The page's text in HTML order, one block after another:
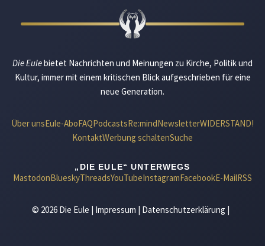
Die Eulebietet Nachrichten und Meinungen zu Kirche, Politik und
Kultur, immer mit einem kritischen Blick aufgeschrieben für eine
neue Generation.
Über unsEule-AboFAQPodcastsRe:mindNewsletterWIDERSTAND!
KontaktWerbung schaltenSuche
„DIE EULE“ UNTERWEGS
MastodonBlueskyThreadsYouTubeInstagramFacebookE-MailRSS
© 2026 Die Eule | Impressum Datenschutzerklärung